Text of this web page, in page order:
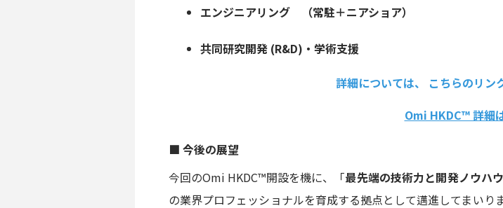
エンジニアリング （常駐＋ニアショア）
共同研究開発 (R&D)・学術支援
詳細については、 こちらのリン
Omi HKDC™ 詳細
■ 今後の展望
今回のOmi HKDC™開設を機に、「最先端の技術力と開発ノウハウ
の業界プロフェッショナルを育成する拠点として邁進してまい